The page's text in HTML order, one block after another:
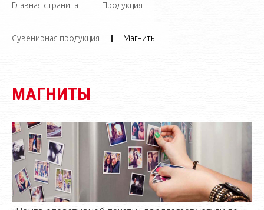
Главная страница Продукция
Сувенирная продукция Магниты
МАГНИТЫ